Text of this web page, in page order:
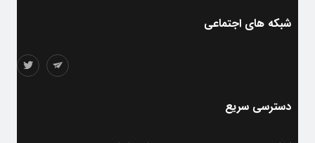
شبکه های اجتماعی
دسترسی سریع